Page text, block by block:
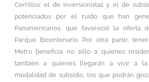
Cerrillos: el de inversionistas y el de
potenciados por el ruido que han
Panamericanos, que favoreció la oferta
Parque Bicentenario. Por otra parte,
Metro beneficia no sólo a quienes
también a quienes llegarán a vivir a
modalidad de subsidio, los que podrán